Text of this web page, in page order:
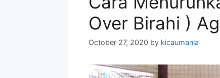
Over Birahi )
October 27, 2020 by kicaumania